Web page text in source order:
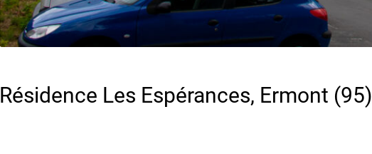
Résidence Les Espérances, Ermont (95)